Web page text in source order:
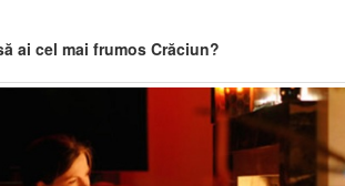
ai cel mai frumos Crăciun?